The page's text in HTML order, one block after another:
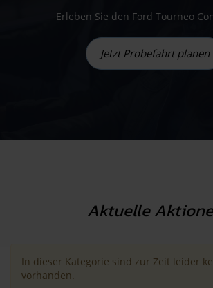
Erleben Sie den Ford Tourneo
Jetzt Probefahrt planen
Aktuelle
In dieser Kategorie sind zur Zeit leider
vorhanden.